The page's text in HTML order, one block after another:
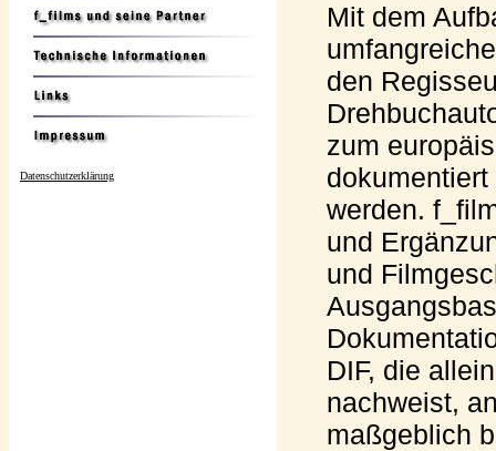
Datenschutzerklärung
Mit dem
den
zum
werden.
und
und
DIF, die
nachweist,
maßgeblich